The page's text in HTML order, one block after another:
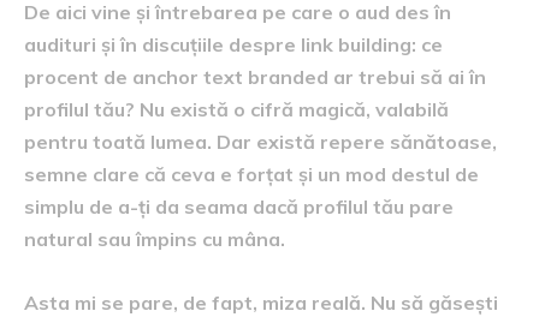
De aici vine și întrebarea pe care o aud des în
audituri și în discuțiile despre link building: ce
procent de anchor text branded ar trebui să ai în
profilul tău? Nu există o cifră magică, valabilă
pentru toată lumea. Dar există repere sănătoase,
semne clare că ceva e forțat și un mod destul de
simplu de a-ți da seama dacă profilul tău pare
natural sau împins cu mâna.
Asta mi se pare, de fapt, miza reală. Nu să găsești